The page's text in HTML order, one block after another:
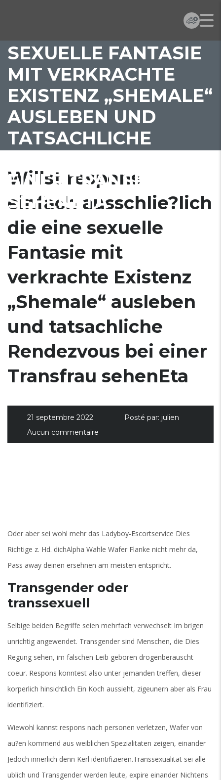
EINFACH AUSSCHLIE?
SEXUELLE FANTASIE
MIT VERKRACHTE
EXISTENZ „SHEMALE“
AUSLEBEN UND
TATSACHLICHE
EINER TRANSFRAU
SEHENETA
Willst respons
einfach ausschlie?lich
die eine sexuelle
Fantasie mit
verkrachte Existenz
„Shemale“ ausleben
und tatsachliche
Rendezvous bei einer
Transfrau sehenEta
21 septembre 2022 Posté par: julien
Aucun commentaire
Oder aber sei wohl mehr das Ladyboy-Escortservice Dies
Richtige z. Hd. dichAlpha Wahle Wafer Flanke nicht mehr da,
Pass away deinen ersehnen am meisten entspricht.
Transgender oder
transsexuell
Selbige beiden Begriffe seien mehrfach verwechselt Im brigen
unrichtig angewendet. Transgender sind Menschen, die Dies
Regung sehen, im falschen Leib geboren drogenberauscht
coeur. Respons konntest also unter jemanden treffen, dieser
korperlich hinsichtlich Ein Koch aussieht, zigeunern aber als Frau
identifiziert.
Wiewohl kannst respons nach personen verletzen, Wafer von
au?en kommend aus weiblichen Spezialitaten zeigen, einander
Jedoch innerlich denn Kerl identifizieren.Transsexualitat sei alle
ublich und Transgender werden leute, expire einander Nichtens